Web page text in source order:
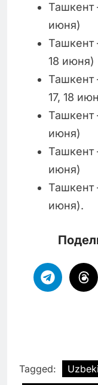
Ташкент
июня)
Ташкент
18 июня)
Ташкент
17, 18
Ташкент
июня)
Ташкент
июня)
Ташкент
июня).
Tagged: